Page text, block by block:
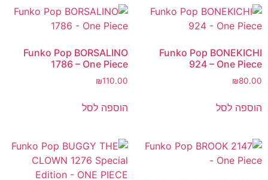
Funko Pop BONEKICHI
924 – One Piece
₪80.00
הוספה לסל
Funko Pop BORSALINO
1786 – One Piece
₪110.00
הוספה לסל